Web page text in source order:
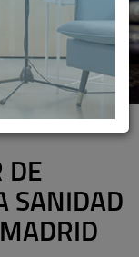
DE
SANIDAD